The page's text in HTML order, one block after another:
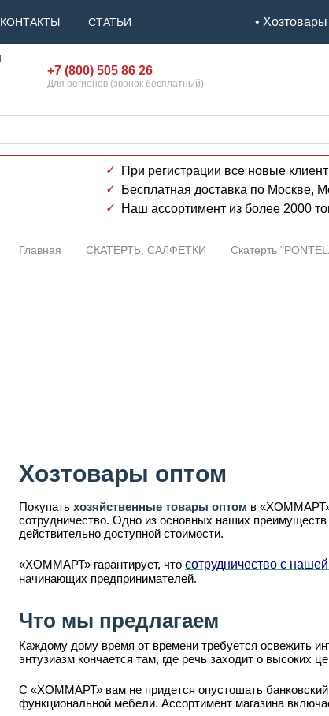
• Хозтовары
КОНТАКТЫ СТАТЬИ
+7 (800) 505 86 26
Для регионов (звонок бесплатный)
При регистрации все новые
Бесплатная доставка по Москве,
Наш ассортимент из более 2000
Главная СКАТЕРТЬ, САЛФЕТКИ Скатерть
Хозтовары оптом
Покупать хозяйственные товары оптом в «ХОММАРТ»
сотрудничество. Одно из основных наших
действительно доступной стоимости.
«ХОММАРТ» гарантирует, что сотрудничество с
начинающих предпринимателей.
Что мы предлагаем
Каждому дому время от времени требуется освежить
энтузиазм кончается там, где речь заходит о высоких
С «ХОММАРТ» вам не придется опустошать банковский
функциональной мебели. Ассортимент магазина